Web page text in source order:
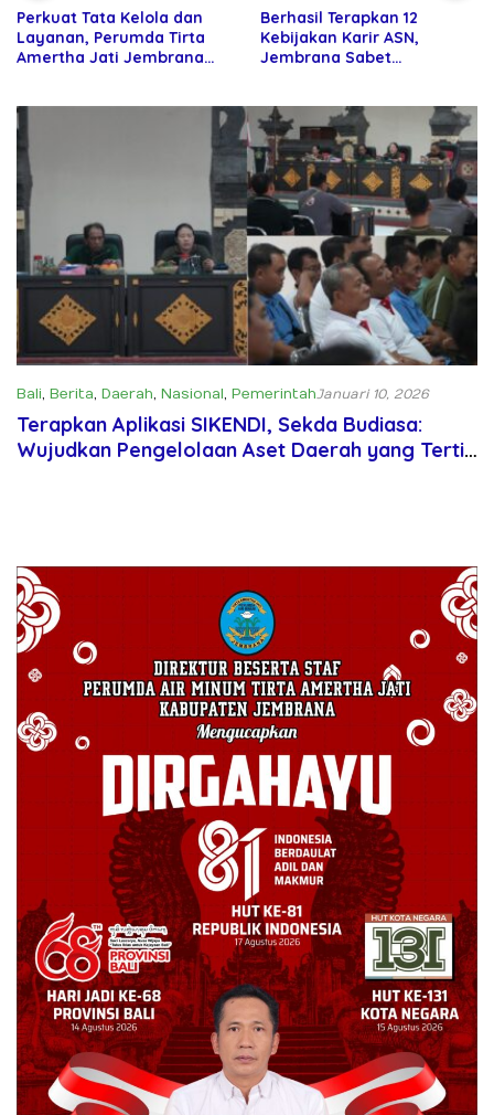
Perkuat Tata Kelola dan
Layanan, Perumda Tirta
Amertha Jati Jembrana
Berhasil Terapkan 12
Kebijakan Karir ASN,
Jembrana Sabet
Bali, Berita, Daerah, Nasional, PemerintahJanuari 10, 2026
Terapkan Aplikasi SIKENDI, Sekda Budiasa:
Wujudkan Pengelolaan Aset Daerah yang Tertib